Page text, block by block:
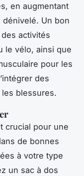
en augmentant
Un bon
activités
le vélo, ainsi que
pour les
des
blessures.
crucial pour une
de bonnes
à votre type
un sac à dos